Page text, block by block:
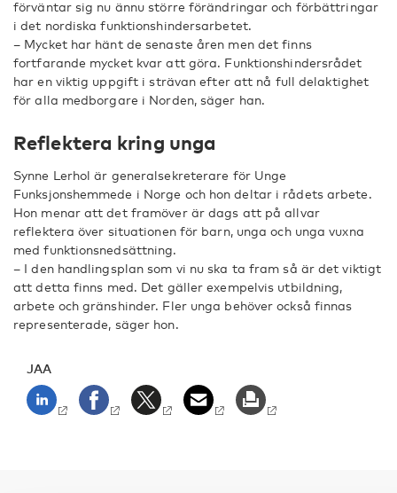
förväntar sig nu ännu större förändringar och förbättringar
i det nordiska funktionshindersarbetet.
– Mycket har hänt de senaste åren men det finns
fortfarande mycket kvar att göra. Funktionshindersrådet
har en viktig uppgift i strävan efter att nå full delaktighet
för alla medborgare i Norden, säger han.
Reflektera kring unga
Synne Lerhol är generalsekreterare för Unge
Funksjonshemmede i Norge och hon deltar i rådets arbete.
Hon menar att det framöver är dags att på allvar
reflektera över situationen för barn, unga och unga vuxna
med funktionsnedsättning.
– I den handlingsplan som vi nu ska ta fram så är det viktigt
att detta finns med. Det gäller exempelvis utbildning,
arbete och gränshinder. Fler unga behöver också finnas
representerade, säger hon.
JAA